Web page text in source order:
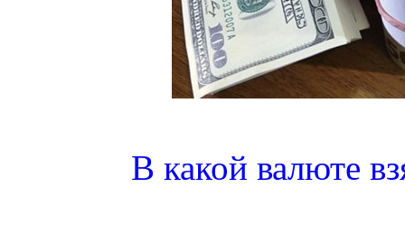
В какой валюте